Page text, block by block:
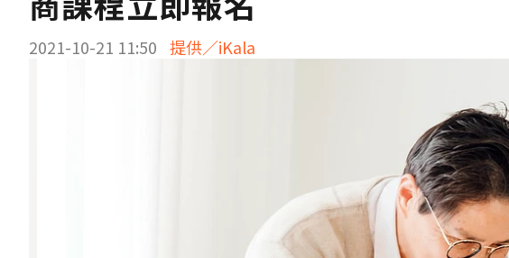
2021-10-21 11:50 提供／iKala